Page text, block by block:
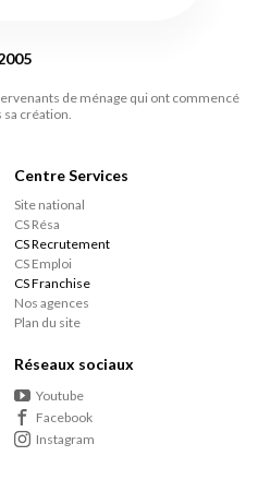
de ménage qui ont commencé
création.
Centre Services
Site national
CS Résa
CS Recrutement
CS Emploi
CS Franchise
Nos agences
Plan du site
Réseaux sociaux
Youtube
Facebook
Instagram